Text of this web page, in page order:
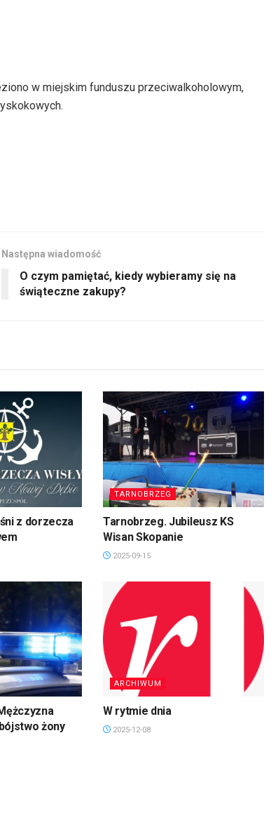
w miejskim funduszu przeciwalkoholowym,
Następna wiadomość
O czym pamiętać, kiedy wybieramy się na
świąteczne zakupy?
z dorzecza
TARNOBRZEG
Tarnobrzeg. Jubileusz KS
Wisan Skopanie
2025-09-15
żony
ARCHIWUM
W rytmie dnia
2025-12-08